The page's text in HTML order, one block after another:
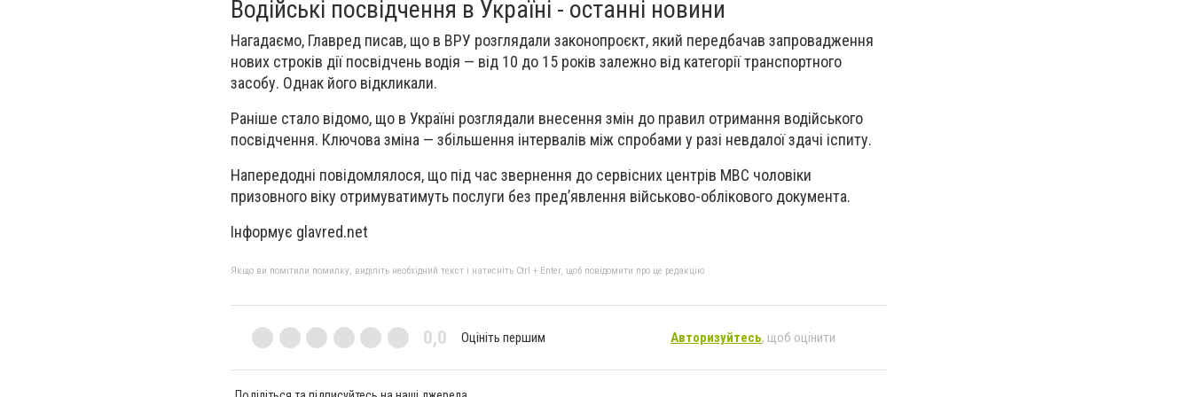
Водійські посвідчення в Україні - останні новини
Нагадаємо, Главред писав, що в ВРУ розглядали законопроєкт, який передбачав запровадження
нових строків дії посвідчень водія — від 10 до 15 років залежно від категорії транспортного
засобу. Однак його відкликали.
Раніше стало відомо, що в Україні розглядали внесення змін до правил отримання водійського
посвідчення. Ключова зміна — збільшення інтервалів між спробами у разі невдалої здачі іспиту.
Напередодні повідомлялося, що під час звернення до сервісних центрів МВС чоловіки
призовного віку отримуватимуть послуги без пред’явлення військово-облікового документа.
Інформує glavred.net
Якщо ви помітили помилку, виділіть необхідний текст і натисніть Ctrl + Enter, щоб повідомити про це редакцію
0,0 Оцініть першим Авторизуйтесь, щоб оцінити